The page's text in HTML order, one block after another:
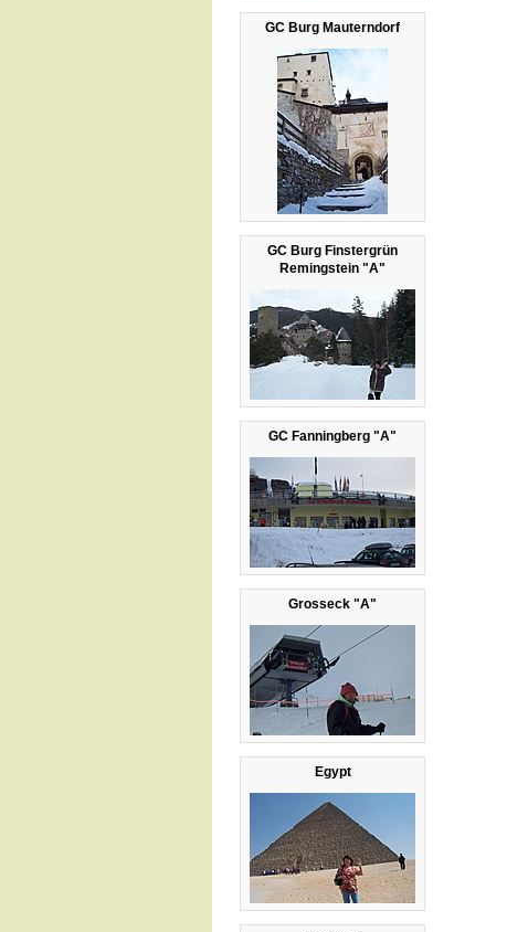
GC Burg Mauterndorf
GC Burg Finstergrün
Remingstein "A"
GC Fanningberg "A"
Grosseck "A"
Egypt